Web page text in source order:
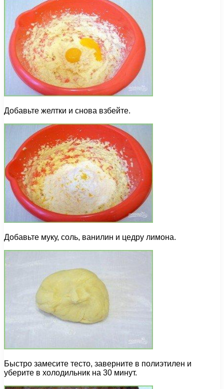
Добавьте желтки и снова взбейте.
Добавьте муку, соль, ванилин и цедру лимона.
Быстро замесите тесто, заверните в полиэтилен и
уберите в холодильник на 30 минут.